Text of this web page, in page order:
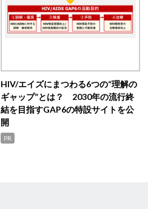
HIV/エイズにまつわる6つの“理解の
ギャップ”とは？ 2030年の流行終
結を目指すGAP6の特設サイトを公
開
PR